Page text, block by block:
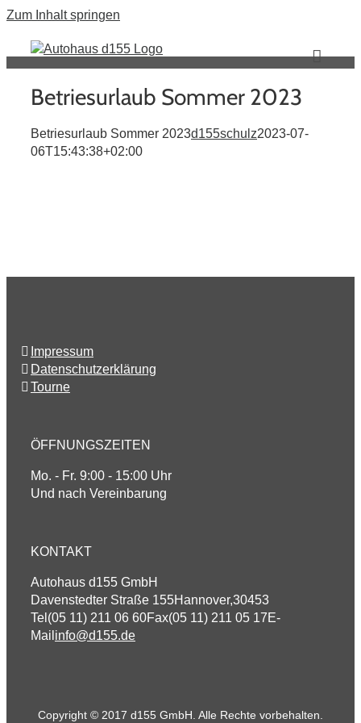
Zum Inhalt springen
Betriesurlaub Sommer 2023
Betriesurlaub Sommer 2023d155schulz2023-07-
06T15:43:38+02:00
Impressum
Datenschutzerklärung
Tourne
ÖFFNUNGSZEITEN
Mo. - Fr. 9:00 - 15:00 Uhr
Und nach Vereinbarung
KONTAKT
Autohaus d155 GmbH
Davenstedter Straße 155Hannover,30453
Tel (05 11) 211 06 60Fax(05 11) 211 05 17E-
Mail info@d155.de
Copyright © 2017 d155 GmbH. Alle Rechte vorbehalten.